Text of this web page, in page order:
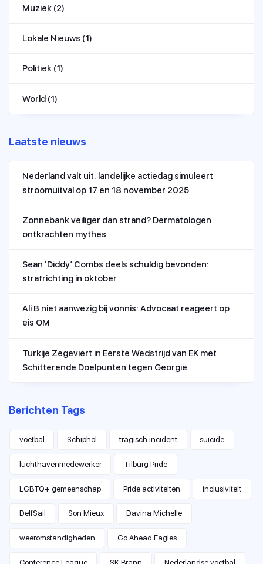
Muziek (2)
Lokale Nieuws (1)
Politiek (1)
World (1)
Laatste nieuws
Nederland valt uit: landelijke actiedag simuleert
stroomuitval op 17 en 18 november 2025
Zonnebank veiliger dan strand? Dermatologen
ontkrachten mythes
Sean ‘Diddy’ Combs deels schuldig bevonden:
strafrichting in oktober
Ali B niet aanwezig bij vonnis: Advocaat reageert op
eis OM
Turkije Zegeviert in Eerste Wedstrijd van EK met
Schitterende Doelpunten tegen Georgië
Berichten Tags
voetbal Schiphol tragisch incident suïcide
luchthavenmedewerker Tilburg Pride
LGBTQ+ gemeenschap Pride activiteiten inclusiviteit
DelfSail Son Mieux Davina Michelle
weeromstandigheden Go Ahead Eagles